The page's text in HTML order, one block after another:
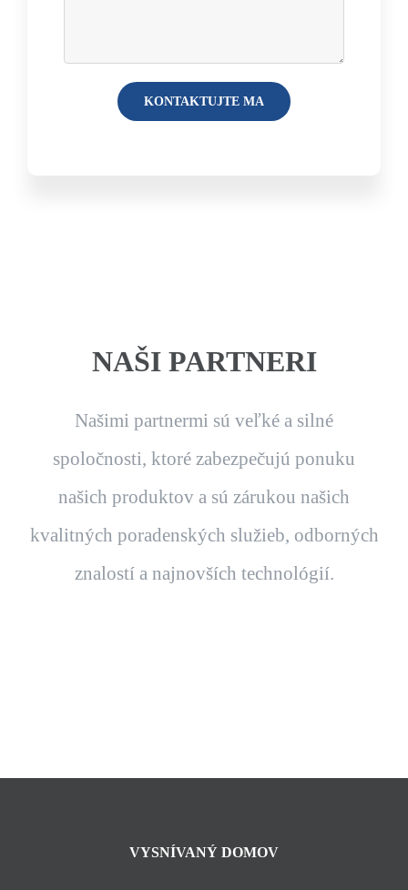
NAŠI PARTNERI
Našimi partnermi sú veľké a silné
spoločnosti, ktoré zabezpečujú ponuku
našich produktov a sú zárukou našich
kvalitných poradenských služieb, odborných
znalostí a najnovších technológií.
VYSNÍVANÝ DOMOV